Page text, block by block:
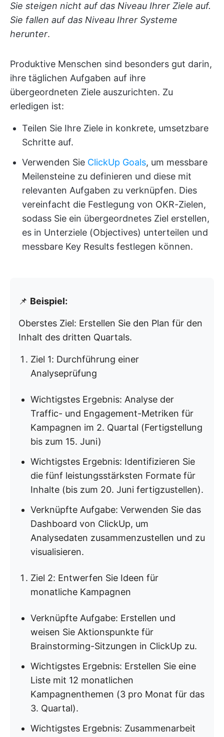
Sie steigen nicht auf das Niveau Ihrer Ziele auf.
Sie fallen auf das Niveau Ihrer Systeme
herunter.
Produktive Menschen sind besonders gut darin,
ihre täglichen Aufgaben auf ihre
übergeordneten Ziele auszurichten. Zu
erledigen ist:
Teilen Sie Ihre Ziele in konkrete, umsetzbare
Schritte auf.
Verwenden Sie ClickUp Goals, um messbare
Meilensteine zu definieren und diese mit
relevanten Aufgaben zu verknüpfen. Dies
vereinfacht die Festlegung von OKR-Zielen,
sodass Sie ein übergeordnetes Ziel erstellen,
es in Unterziele (Objectives) unterteilen und
messbare Key Results festlegen können.
📌 Beispiel:
Oberstes Ziel: Erstellen Sie den Plan für den
Inhalt des dritten Quartals.
Ziel 1: Durchführung einer
Analyseprüfung
Wichtigstes Ergebnis: Analyse der
Traffic- und Engagement-Metriken für
Kampagnen im 2. Quartal (Fertigstellung
bis zum 15. Juni)
Wichtigstes Ergebnis: Identifizieren Sie
die fünf leistungsstärksten Formate für
Inhalte (bis zum 20. Juni fertigzustellen).
Verknüpfte Aufgabe: Verwenden Sie das
Dashboard von ClickUp, um
Analysedaten zusammenzustellen und zu
visualisieren.
Ziel 2: Entwerfen Sie Ideen für
monatliche Kampagnen
Verknüpfte Aufgabe: Erstellen und
weisen Sie Aktionspunkte für
Brainstorming-Sitzungen in ClickUp zu.
Wichtigstes Ergebnis: Erstellen Sie eine
Liste mit 12 monatlichen
Kampagnenthemen (3 pro Monat für das
3. Quartal).
Wichtigstes Ergebnis: Zusammenarbeit